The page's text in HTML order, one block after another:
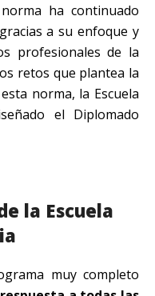
ha continuado
a su enfoque y
profesionales de la
retos que plantea la
norma, la Escuela
el Diplomado
la Escuela
muy completo